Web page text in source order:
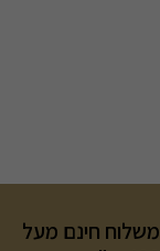
משלוח חינם מעל